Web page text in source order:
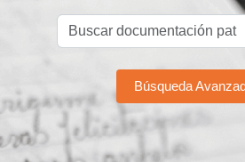
Búsqueda